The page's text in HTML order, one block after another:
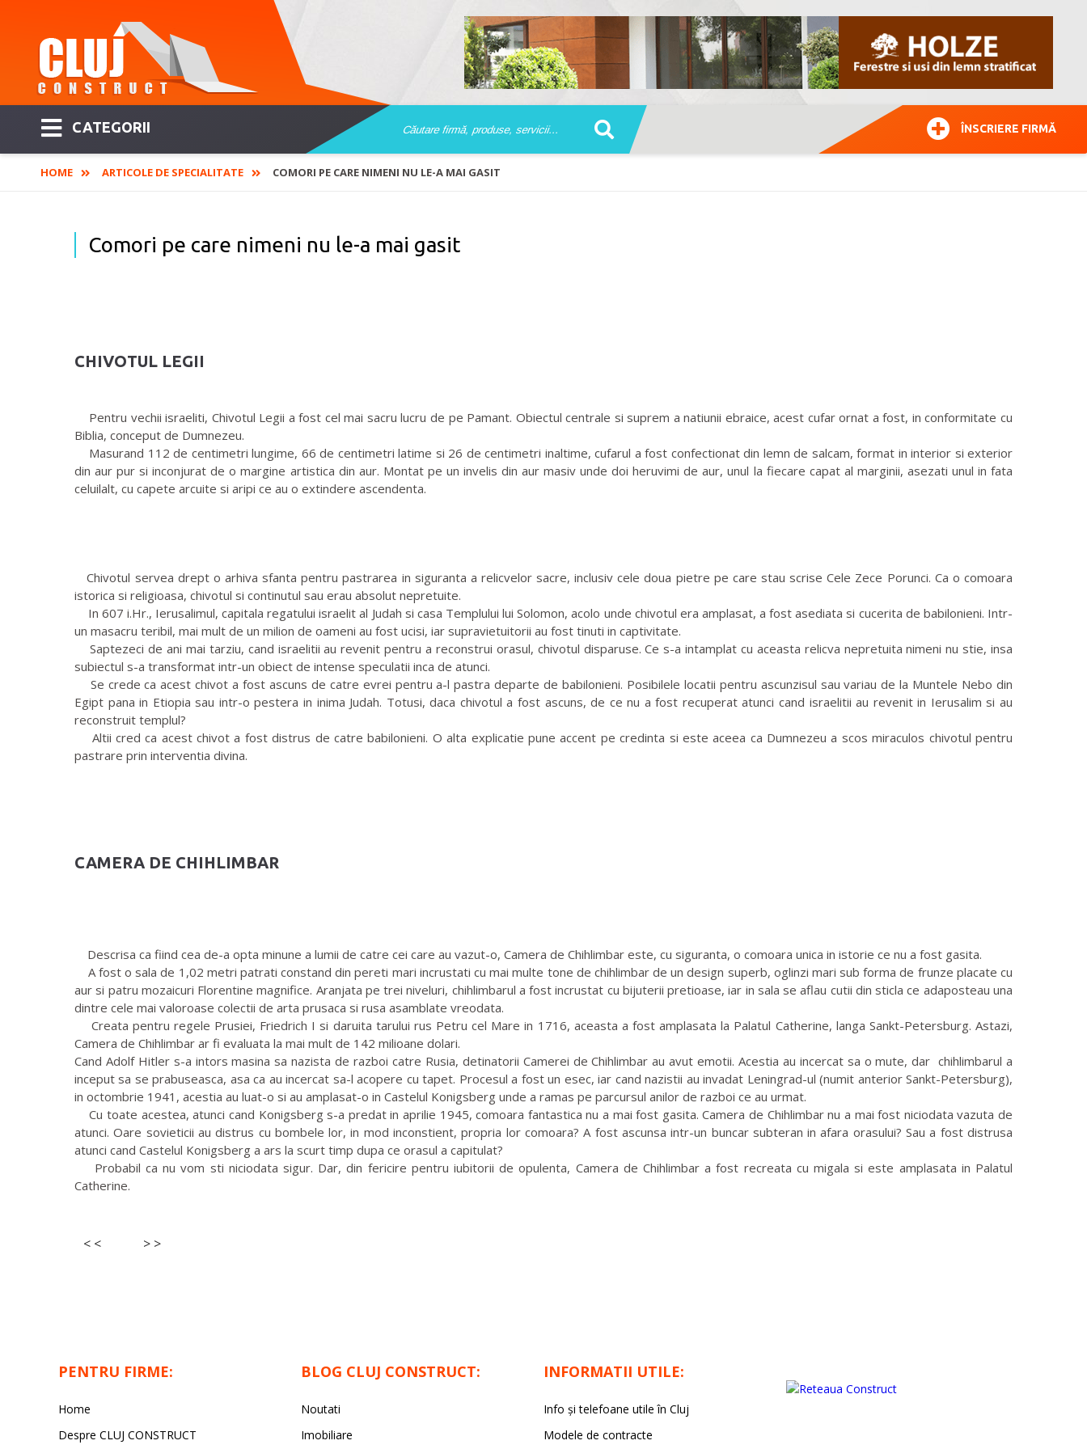
CATEGORII ÎNSCRIERE FIRMĂ
HOME ARTICOLE DE SPECIALITATE COMORI PE CARE NIMENI NU LE-A MAI GASIT
Comori pe care nimeni nu le-a mai gasit
CHIVOTUL LEGII
Pentru vechii israeliti, Chivotul Legii a fost cel mai sacru lucru de pe Pamant. Obiectul centrale si suprem a natiunii ebraice, acest cufar ornat a fost, in conformitate cu
Biblia, conceput de Dumnezeu.
Masurand 112 de centimetri lungime, 66 de centimetri latime si 26 de centimetri inaltime, cufarul a fost confectionat din lemn de salcam, format in interior si exterior
din aur pur si inconjurat de o margine artistica din aur. Montat pe un invelis din aur masiv unde doi heruvimi de aur, unul la fiecare capat al marginii, asezati unul in fata
celuilalt, cu capete arcuite si aripi ce au o extindere ascendenta.
Chivotul servea drept o arhiva sfanta pentru pastrarea in siguranta a relicvelor sacre, inclusiv cele doua pietre pe care stau scrise Cele Zece Porunci. Ca o comoara
istorica si religioasa, chivotul si continutul sau erau absolut nepretuite.
In 607 i.Hr., Ierusalimul, capitala regatului israelit al Judah si casa Templului lui Solomon, acolo unde chivotul era amplasat, a fost asediata si cucerita de babilonieni. Intr-
un masacru teribil, mai mult de un milion de oameni au fost ucisi, iar supravietuitorii au fost tinuti in captivitate.
Saptezeci de ani mai tarziu, cand israelitii au revenit pentru a reconstrui orasul, chivotul disparuse. Ce s-a intamplat cu aceasta relicva nepretuita nimeni nu stie, insa
subiectul s-a transformat intr-un obiect de intense speculatii inca de atunci.
Se crede ca acest chivot a fost ascuns de catre evrei pentru a-l pastra departe de babilonieni. Posibilele locatii pentru ascunzisul sau variau de la Muntele Nebo din
Egipt pana in Etiopia sau intr-o pestera in inima Judah. Totusi, daca chivotul a fost ascuns, de ce nu a fost recuperat atunci cand israelitii au revenit in Ierusalim si au
reconstruit templul?
Altii cred ca acest chivot a fost distrus de catre babilonieni. O alta explicatie pune accent pe credinta si este aceea ca Dumnezeu a scos miraculos chivotul pentru
pastrare prin interventia divina.
CAMERA DE CHIHLIMBAR
Descrisa ca fiind cea de-a opta minune a lumii de catre cei care au vazut-o, Camera de Chihlimbar este, cu siguranta, o comoara unica in istorie ce nu a fost gasita.
A fost o sala de 1,02 metri patrati constand din pereti mari incrustati cu mai multe tone de chihlimbar de un design superb, oglinzi mari sub forma de frunze placate cu
aur si patru mozaicuri Florentine magnifice. Aranjata pe trei niveluri, chihlimbarul a fost incrustat cu bijuterii pretioase, iar in sala se aflau cutii din sticla ce adaposteau una
dintre cele mai valoroase colectii de arta prusaca si rusa asamblate vreodata.
Creata pentru regele Prusiei, Friedrich I si daruita tarului rus Petru cel Mare in 1716, aceasta a fost amplasata la Palatul Catherine, langa Sankt-Petersburg. Astazi,
Camera de Chihlimbar ar fi evaluata la mai mult de 142 milioane dolari.
Cand Adolf Hitler s-a intors masina sa nazista de razboi catre Rusia, detinatorii Camerei de Chihlimbar au avut emotii. Acestia au incercat sa o mute, dar chihlimbarul a
inceput sa se prabuseasca, asa ca au incercat sa-l acopere cu tapet. Procesul a fost un esec, iar cand nazistii au invadat Leningrad-ul (numit anterior Sankt-Petersburg),
in octombrie 1941, acestia au luat-o si au amplasat-o in Castelul Konigsberg unde a ramas pe parcursul anilor de razboi ce au urmat.
Cu toate acestea, atunci cand Konigsberg s-a predat in aprilie 1945, comoara fantastica nu a mai fost gasita. Camera de Chihlimbar nu a mai fost niciodata vazuta de
atunci. Oare sovieticii au distrus cu bombele lor, in mod inconstient, propria lor comoara? A fost ascunsa intr-un buncar subteran in afara orasului? Sau a fost distrusa
atunci cand Castelul Konigsberg a ars la scurt timp dupa ce orasul a capitulat?
Probabil ca nu vom sti niciodata sigur. Dar, din fericire pentru iubitorii de opulenta, Camera de Chihlimbar a fost recreata cu migala si este amplasata in Palatul
Catherine.
< < > >
PENTRU FIRME:
Home
Despre CLUJ CONSTRUCT
BLOG CLUJ CONSTRUCT:
Noutati
Imobiliare
INFORMATII UTILE:
Info și telefoane utile în Cluj
Modele de contracte